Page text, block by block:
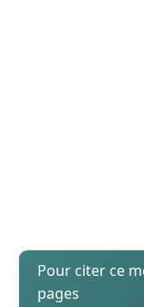
Pour citer ce
pages